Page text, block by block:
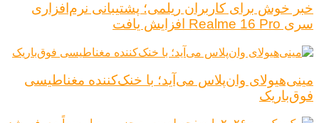
خبر خوش برای کاربران ریلمی؛ پشتیبانی نرم‌افزاری
سری Realme 16 Pro افزایش یافت
مینی‌هیولای وان‌پلاس می‌آید؛ با خنک‌کننده مغناطیسی
فوق‌باریک